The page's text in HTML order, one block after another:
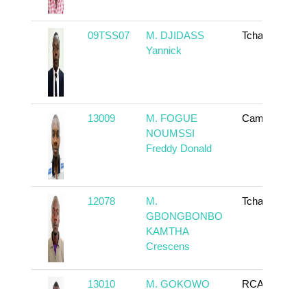
09TSS07
M. DJIDASS
Yannick
Tchad
13009
M. FOGUE
NOUMSSI
Freddy Donald
Cameroun
12078
M.
GBONGBONBO
KAMTHA
Crescens
Tchad
13010 M. GOKOWO RCA